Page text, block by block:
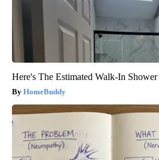
Here's The Estimated Walk-In
HomeBuddy